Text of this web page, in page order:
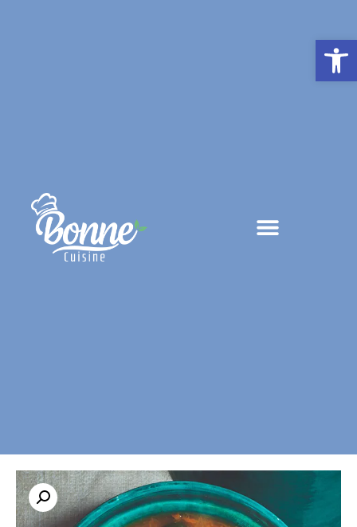
פתח סרגל נגישות